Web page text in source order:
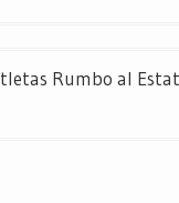
Rumbo al